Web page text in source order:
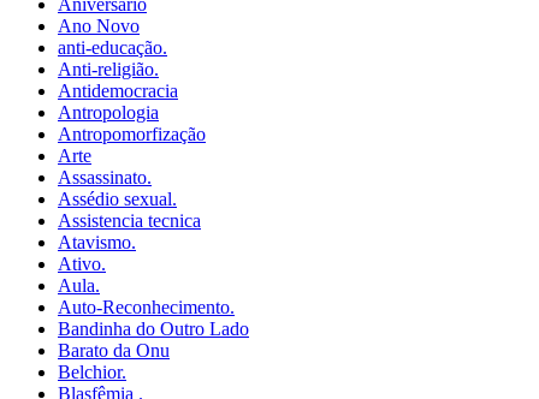
Aniversário
Ano Novo
anti-educação.
Anti-religião.
Antidemocracia
Antropologia
Antropomorfização
Arte
Assassinato.
Assédio sexual.
Assistencia tecnica
Atavismo.
Ativo.
Aula.
Auto-Reconhecimento.
Bandinha do Outro Lado
Barato da Onu
Belchior.
Blasfêmia .